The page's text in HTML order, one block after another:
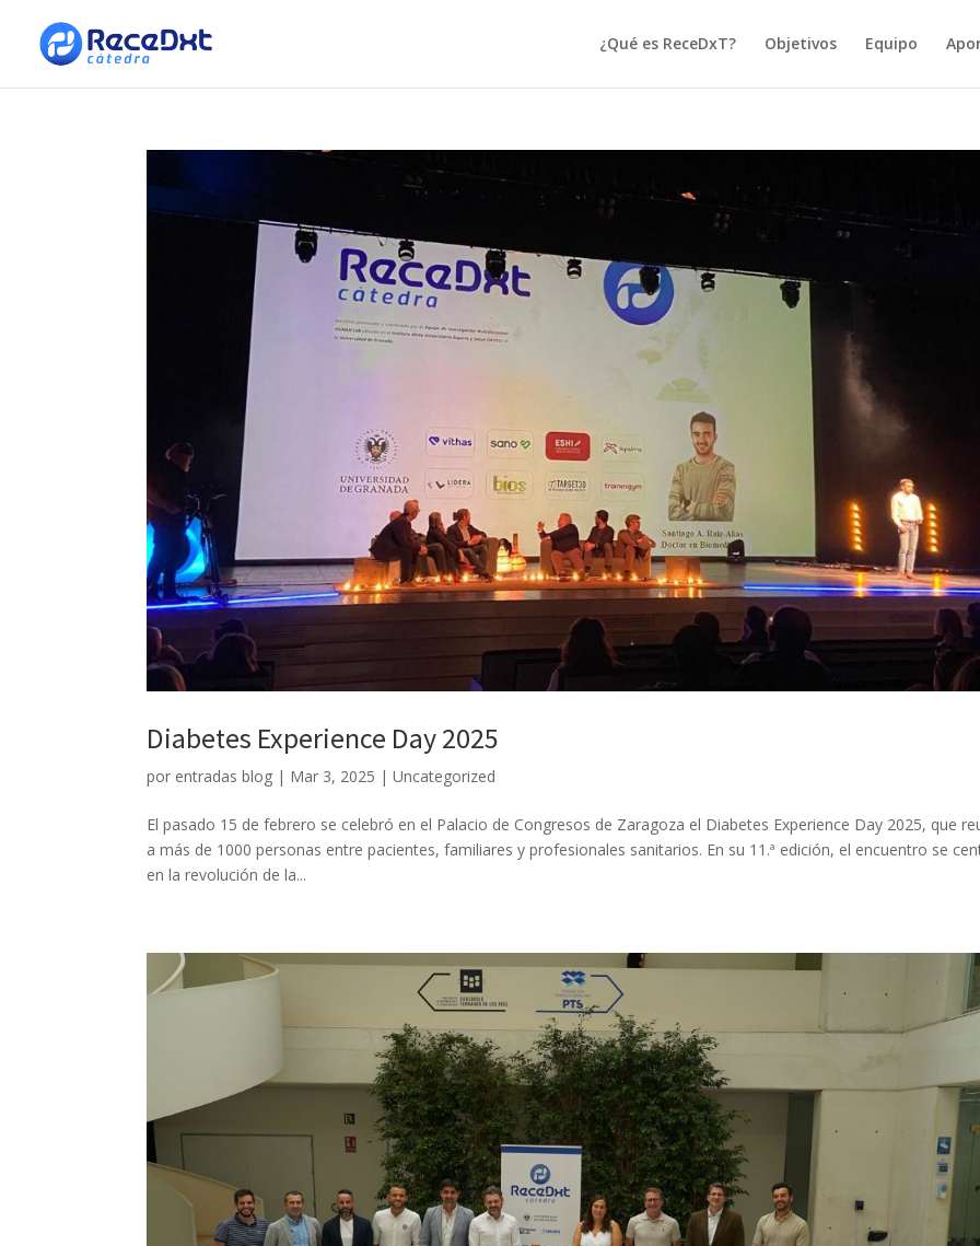
¿Qué es ReceDxT? Objetivos Equipo
Diabetes Experience Day 2025
por entradas blog | Mar 3, 2025 |Uncategorized
El pasado 15 de febrero se celebró en el Palacio de Congresos de Zaragoza el Diabetes Experience Day 2025, que
a más de 1000 personas entre pacientes, familiares y profesionales sanitarios. En su 11.ª edición, el encuentro se
en la revolución de la...